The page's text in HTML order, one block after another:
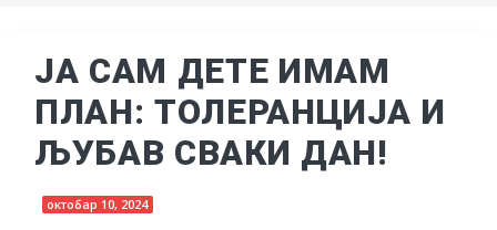
ЈА САМ ДЕТЕ ИМАМ
ПЛАН: ТОЛЕРАНЦИЈА И
ЉУБАВ СВАКИ ДАН!
октобар 10, 2024